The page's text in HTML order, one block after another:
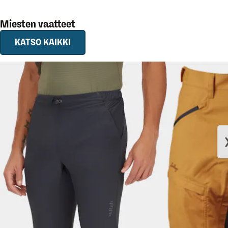
Miesten vaatteet
KATSO KAIKKI